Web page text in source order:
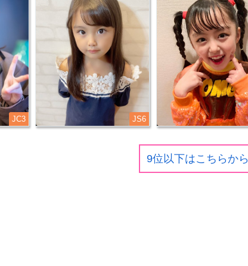
JC3 JS6
9位以下はこちらから